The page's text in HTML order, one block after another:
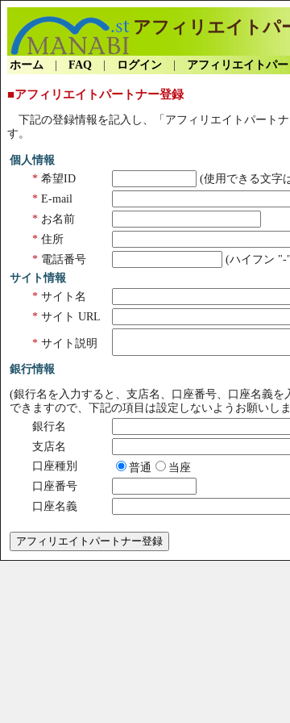
アフィリエイトパ
ホーム FAQ ログイン アフィリエイトパ
■アフィリエイトパートナー登録
下記の登録情報を記入し、「アフィリエイトパート
す。
個人情報
* 希望ID
(使用できる文字
* E-mail
* お名前
* 住所
* 電話番号
(ハイフン "-
サイト情報
* サイト名
* サイト URL
* サイト説明
銀行情報
(銀行名を入力すると、支店名、口座番号、口座名義
できますので、下記の項目は設定しないようお願いし
銀行名
支店名
口座種別
普通
当座
口座番号
口座名義